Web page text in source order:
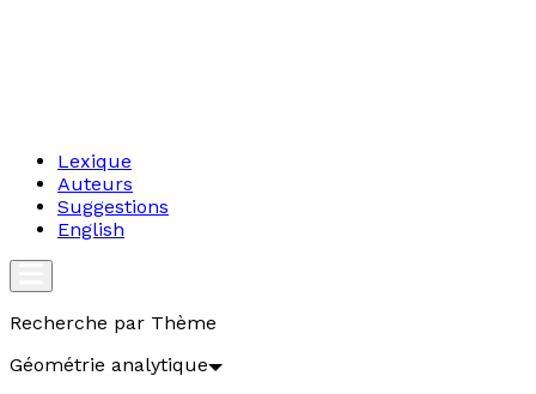
Lexique
Auteurs
Suggestions
English
Recherche par Thème
Géométrie analytique